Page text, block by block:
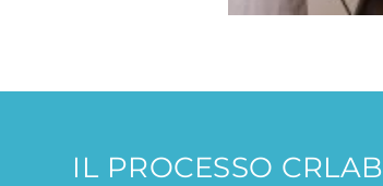
IL PROCESSO CRLAB